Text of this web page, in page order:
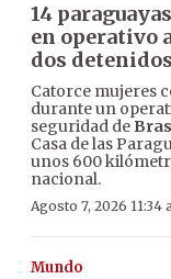
14
en operativo
dos
Catorce mujeres
durante un
seguridad de
Casa de las
unos 600
nacional.
Agosto 7, 2026 11:34
Mundo